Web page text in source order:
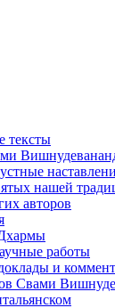
тексты
нашей
авторов
работы
и
Свами